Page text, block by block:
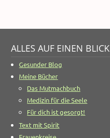
ALLES AUF EINEN BLICK
Gesunder Blog
Meine Bücher
Das Mutmachbuch
Medizin für die Seele
Für dich ist gesorgt!
Text mit Spirit